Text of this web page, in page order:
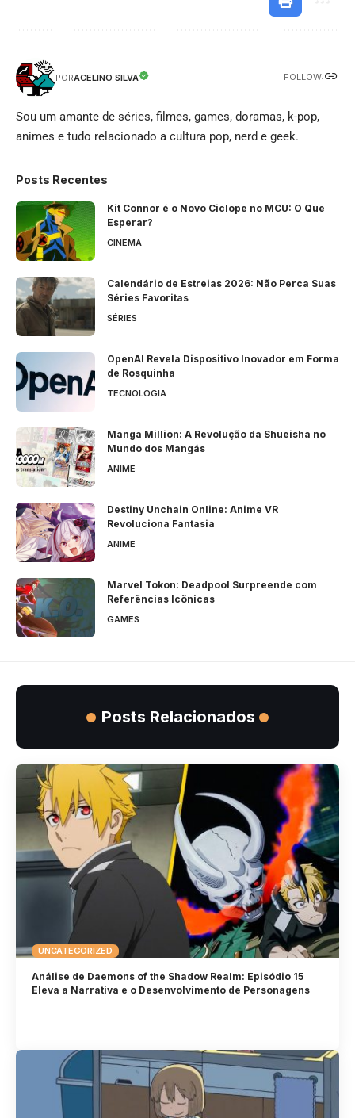
PORACELINO SILVA FOLLOW:
Sou um amante de séries, filmes, games, doramas, k-pop,
animes e tudo relacionado a cultura pop, nerd e geek.
Posts Recentes
Kit Connor é o Novo Ciclope no MCU: O Que
Esperar?
CINEMA
Calendário de Estreias 2026: Não Perca Suas
Séries Favoritas
SÉRIES
OpenAI Revela Dispositivo Inovador em Forma
de Rosquinha
TECNOLOGIA
Manga Million: A Revolução da Shueisha no
Mundo dos Mangás
ANIME
Destiny Unchain Online: Anime VR
Revoluciona Fantasia
ANIME
Marvel Tokon: Deadpool Surpreende com
Referências Icônicas
GAMES
Posts Relacionados
UNCATEGORIZED
Análise de Daemons of the Shadow Realm: Episódio 15
Eleva a Narrativa e o Desenvolvimento de Personagens